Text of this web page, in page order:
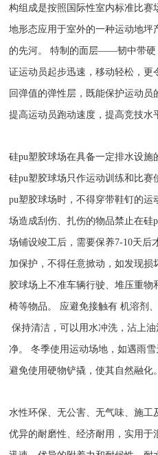
构组成是按照国际性室内标准比赛
地形态应用于室外的一种运动地
的先河。 特制的面层——韧中带硬
证运动员起步迅速，移动轻松，更
回弹值的弹性层，既能保护运动员
提高运动员跑动速度，提高竞技水
硅pu塑胶球场在具备一定排水设施
硅pu塑胶球场只作运动训练和比
pu塑胶球场时，不得穿带鞋钉的
场造成刮伤、扎伤的物品禁止在硅
场铺设竣工后，需要保养7-10天后
加保护，不得任意掀动，如发现损
胶球场上不准车辆行驶、堆压重物
椅等物品。 应避免接触有 机溶剂
保持清洁，可以用水冲洗，沾上
净。 冬季使用运动场地，如遇雨
避免使用硬物铲撬，使其自然融化。
水性环保、无公害、无气味、施工
优异的耐磨性、经济耐用，实用于